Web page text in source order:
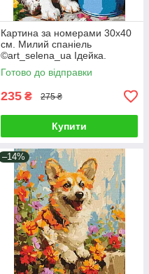
Картина за номерами 30х40
см. Милий спаніель
©art_selena_ua Ідейка.
KHO6672
Готово до відправки
235 ₴ 275 ₴
Купити
–14%